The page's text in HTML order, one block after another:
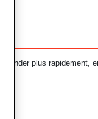
plus rapidement,